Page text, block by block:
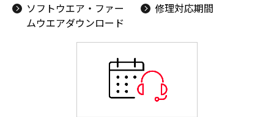
ソフトウエア・ファー
ムウエアダウンロード
修理対応期間